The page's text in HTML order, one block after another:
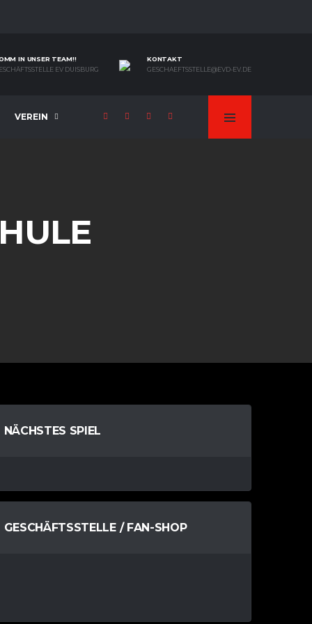
IN UNSER TEAM!!
EV DUISBURG
KONTAKT
GESCHAEFTSSTELLE@EVD-EV.DE
VEREIN
NÄCHSTES SPIEL
GESCHÄFTSSTELLE / FAN-SHOP